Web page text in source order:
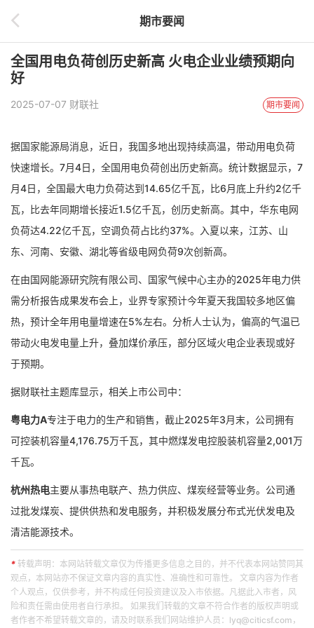
期市要闻
全国用电负荷创历史新高 火电企业业绩预期向
好
2025-07-07 财联社 期市要闻
据国家能源局消息，近日，我国多地出现持续高温，带动用电负荷
快速增长。7月4日，全国用电负荷创出历史新高。统计数据显示，7
月4日，全国最大电力负荷达到14.65亿千瓦，比6月底上升约2亿千
瓦，比去年同期增长接近1.5亿千瓦，创历史新高。其中，华东电网
负荷达4.22亿千瓦，空调负荷占比约37%。入夏以来，江苏、山
东、河南、安徽、湖北等省级电网负荷9次创新高。
在由国网能源研究院有限公司、国家气候中心主办的2025年电力供
需分析报告成果发布会上，业界专家预计今年夏天我国较多地区偏
热，预计全年用电量增速在5%左右。分析人士认为，偏高的气温已
带动火电发电量上升，叠加煤价承压，部分区域火电企业表现或好
于预期。
据财联社主题库显示，相关上市公司中：
粤电力A专注于电力的生产和销售，截止2025年3月末，公司拥有
可控装机容量4,176.75万千瓦，其中燃煤发电控股装机容量2,001万
千瓦。
杭州热电主要从事热电联产、热力供应、煤炭经营等业务。公司通
过批发煤炭、提供供热和发电服务，并积极发展分布式光伏发电及
清洁能源技术。
* 转载声明：本网站转载文章仅为传播更多信息之目的，并不代表本网站赞同其
观点，本网站亦不保证文章内容的真实性、准确性和可靠性。 文章内容为作者
个人观点，仅供参考，并不构成任何投资建议及入市依据。凡据此入市者，风
险和责任需由使用者自行承担。 如果我们转载的文章不符合作者的版权声明或
者作者不希望转载文章的，请及时联系我们网站维护人员：lyq@citicsf.com，